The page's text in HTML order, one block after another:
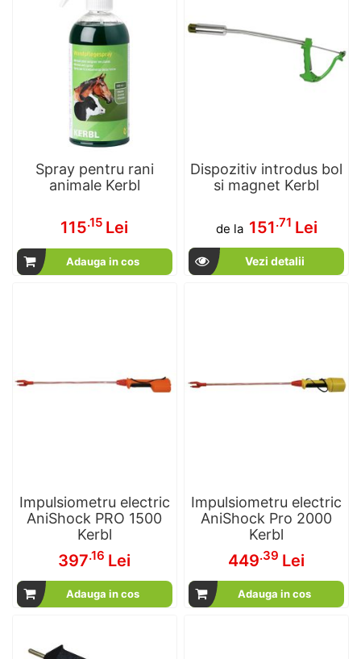
Spray pentru rani
animale Kerbl
115.15 Lei
Adauga in cos
Dispozitiv introdus bol
si magnet Kerbl
de la 151.71 Lei
Vezi detalii
Impulsiometru electric
AniShock PRO 1500
Kerbl
397.16 Lei
Adauga in cos
Impulsiometru electric
AniShock Pro 2000
Kerbl
449.39 Lei
Adauga in cos